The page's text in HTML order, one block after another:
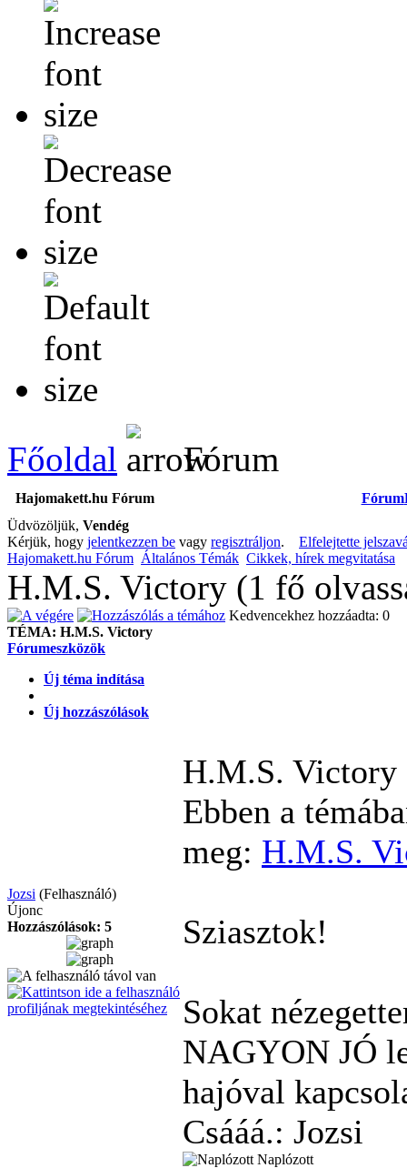
Főoldal Fórum
Hajomakett.hu Fórum Fórum
Üdvözöljük, Vendég
Kérjük, hogy jelentkezzen be vagy regisztráljon. Elfelejtette
Hajomakett.hu Fórum Általános Témák Cikkek, hírek megvitatása
H.M.S. Victory (1 fő
Kedvencekhez hozzáadta: 0
TÉMA: H.M.S. Victory
Fórumeszközök
Új téma indítása
Új hozzászólások
Jozsi (Felhasználó)
Újonc
Hozzászólások: 5
H.M.S. Victory
Ebben a
meg: H.M.S.
Sziasztok!
Sokat
NAGYON JÓ
hajóval
Csááá.: Jozsi
Naplózott